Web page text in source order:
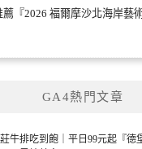
『2026 福爾摩沙北海岸藝
GA4熱門文章
牛排吃到飽｜平日99元起『德